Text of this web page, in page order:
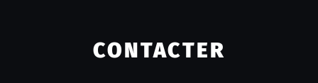
CONTACTER